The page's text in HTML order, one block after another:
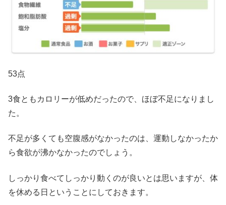
53点
3食ともカロリーが低めだったので、ほぼ不足になりまし
た。
不足が多くても空腹感がなかったのは、運動しなかったか
ら食欲が沸かなかったのでしょう。
しっかり食べてしっかり動くのが良いとは思いますが、体
を休める日ということにしておきます。